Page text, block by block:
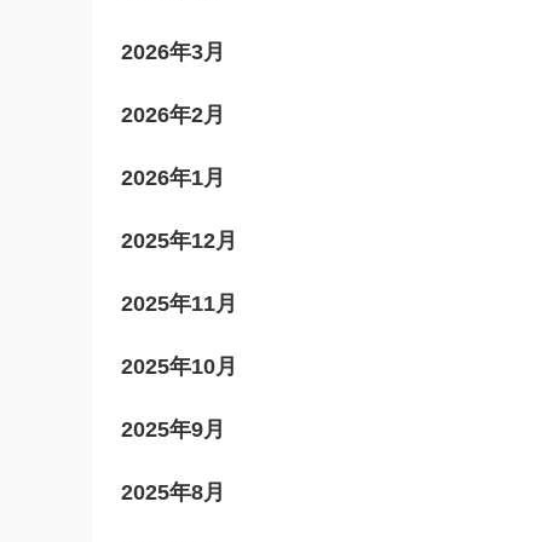
2026年3月
2026年2月
2026年1月
2025年12月
2025年11月
2025年10月
2025年9月
2025年8月